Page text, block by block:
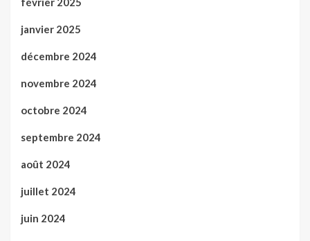
janvier 2025
décembre 2024
novembre 2024
octobre 2024
septembre 2024
août 2024
juillet 2024
juin 2024